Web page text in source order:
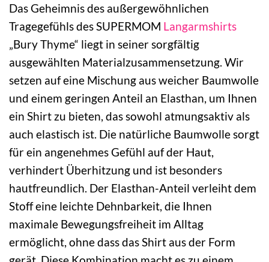
Das Geheimnis des außergewöhnlichen
Tragegefühls des SUPERMOM Langarmshirts
„Bury Thyme“ liegt in seiner sorgfältig
ausgewählten Materialzusammensetzung. Wir
setzen auf eine Mischung aus weicher Baumwolle
und einem geringen Anteil an Elasthan, um Ihnen
ein Shirt zu bieten, das sowohl atmungsaktiv als
auch elastisch ist. Die natürliche Baumwolle sorgt
für ein angenehmes Gefühl auf der Haut,
verhindert Überhitzung und ist besonders
hautfreundlich. Der Elasthan-Anteil verleiht dem
Stoff eine leichte Dehnbarkeit, die Ihnen
maximale Bewegungsfreiheit im Alltag
ermöglicht, ohne dass das Shirt aus der Form